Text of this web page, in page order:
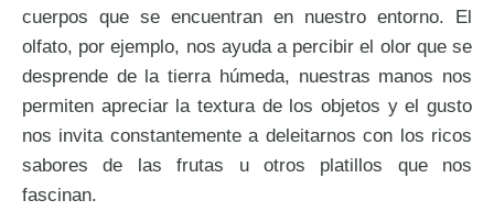
cuerpos que se encuentran en nuestro entorno. El
olfato, por ejemplo, nos ayuda a percibir el olor que se
desprende de la tierra húmeda, nuestras manos nos
permiten apreciar la textura de los objetos y el gusto
nos invita constantemente a deleitarnos con los ricos
sabores de las frutas u otros platillos que nos
fascinan.